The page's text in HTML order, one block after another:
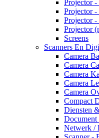
Projector -
Projector -
Projector -
Projector
Screens
Scanners En
Camera
Camera
Camera
Camera
Camera
Compact
Diensten
Document
Netwerk /